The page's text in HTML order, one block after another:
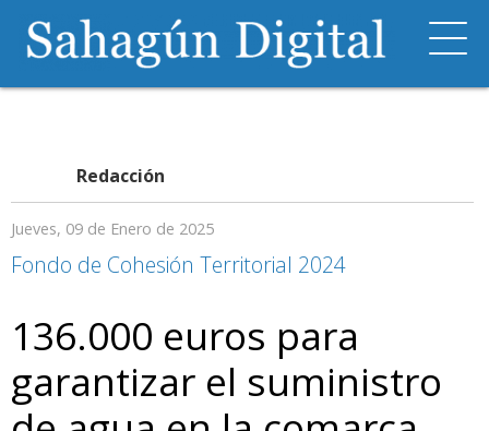
Redacción
Jueves, 09 de Enero de 2025
Fondo de Cohesión Territorial 2024
136.000 euros para
garantizar el suministro